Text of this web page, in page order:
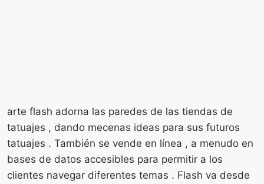
arte flash adorna las paredes de las tiendas de
tatuajes , dando mecenas ideas para sus futuros
tatuajes . También se vende en línea , a menudo en
bases de datos accesibles para permitir a los
clientes navegar diferentes temas . Flash va desde